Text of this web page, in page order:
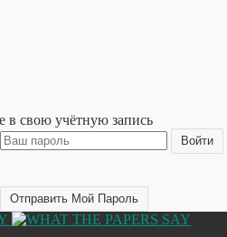
в свою учётную запись